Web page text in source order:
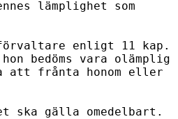
lämplighet som
enligt 11 kap.
bedöms vara olämplig
att frånta honom eller
ska gälla omedelbart.